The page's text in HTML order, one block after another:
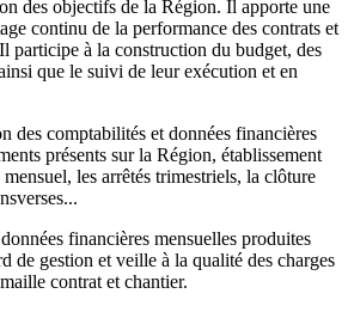
des objectifs de la Région. Il apporte une
continu de la performance des contrats et
participe à la construction du budget, des
que le suivi de leur exécution et en
des comptabilités et données financières
présents sur la Région, établissement
les arrêtés trimestriels, la clôture
financières mensuelles produites
de gestion et veille à la qualité des charges
contrat et chantier.